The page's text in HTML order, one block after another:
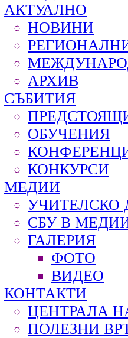
АКТУАЛНО
НОВИНИ
АРХИВ
СЪБИТИЯ
ОБУЧЕНИЯ
КОНКУРСИ
МЕДИИ
УЧИТЕЛСКО
СБУ В
ГАЛЕРИЯ
ФОТО
ВИДЕО
КОНТАКТИ
ЦЕНТРАЛА
ПОЛЕЗНИ